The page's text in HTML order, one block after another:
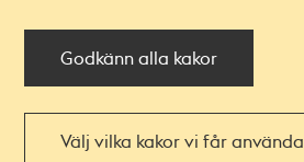
Godkänn alla kakor
Välj vilka kakor vi får använda